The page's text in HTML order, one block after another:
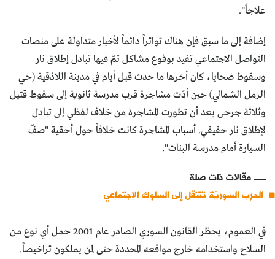
علاجاً".
إضافة إلى ما سبق فإن هناك تواتراً دائماً لأخبار متداولة على منصات
التواصل الاجتماعي تفيد بوقوع مشاكل تمّ فيها تبادل إطلاق نار
وسقوط ضحايا، كان أخرها ما حدث قبل أيام في مدينة اللاذقية (حي
الرمل الشمالي) حين أدّت مشاجرة قرب مدرسة ثانوية إلى سقوط قتيل
وثلاثة جرحى بعد أن تطورت المشاجرة من خلاف لفظي إلى تبادل
لإطلاق نار حقيقي. أسباب المشاجرة كانت خلافاً حول أحقية "صفّ
السيارة أمام مدرسة البنات".
مقالات ذات صلة
الحرب السوريّة تنتقل إلى السلوك الاجتماعي
في العموم، يحظر القانون السوري الصادر عام 2001 حمل أي نوع من
السلاح واستخدامه خارج مواقعه المحددة حتى لمن يملكون تراخيصاً.